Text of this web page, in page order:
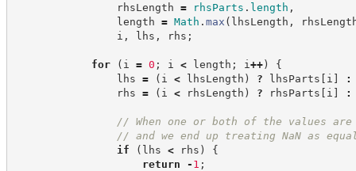
rhsLength = rhsParts . length ,
length = Math . max ( lhsLength ,
i , lhs , rhs ;
for ( i = 0 ; i < length ; i ++)
{
lhs = ( i < lhsLength ) ? lhsParts [ i ] :
rhs = ( i < rhsLength ) ? rhsParts [ i ] :
// When one or both of the values
// and we end up treating NaN as
if
( lhs < rhs )
{
return
- 1 ;